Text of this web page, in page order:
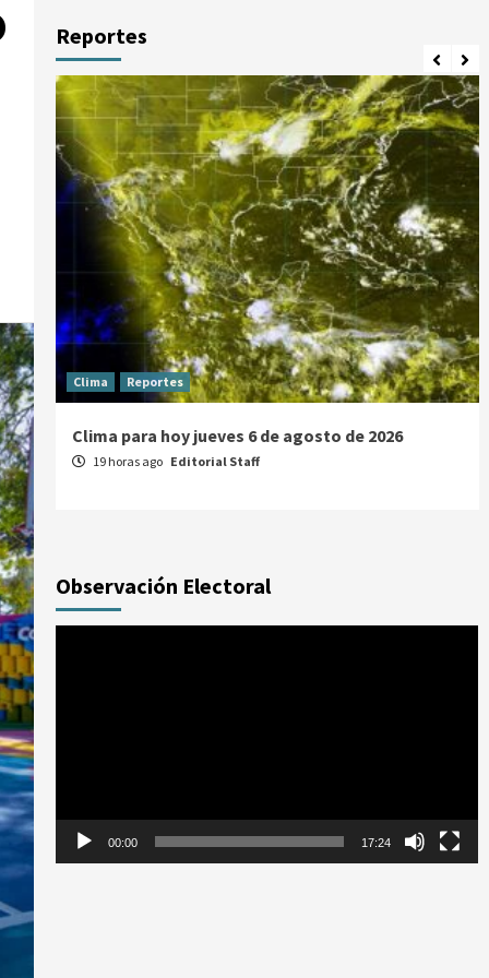
Reportes
Clima Reportes
Clima para hoy jueves 6 de agosto de 2026
19 horas ago Editorial Staff
Observación Electoral
00:00 17:24